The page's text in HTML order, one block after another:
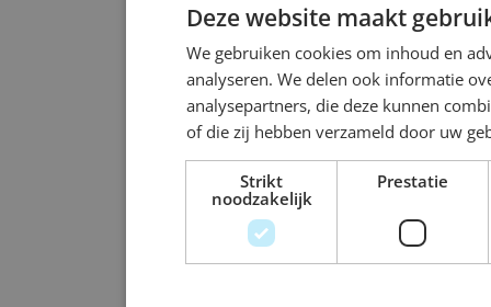
Deze website maakt
We gebruiken cookies om inhoud en
analyseren. We delen ook informatie
analysepartners, die deze kunnen
of die zij hebben verzameld door uw
Strikt
noodzakelijk
Prestatie